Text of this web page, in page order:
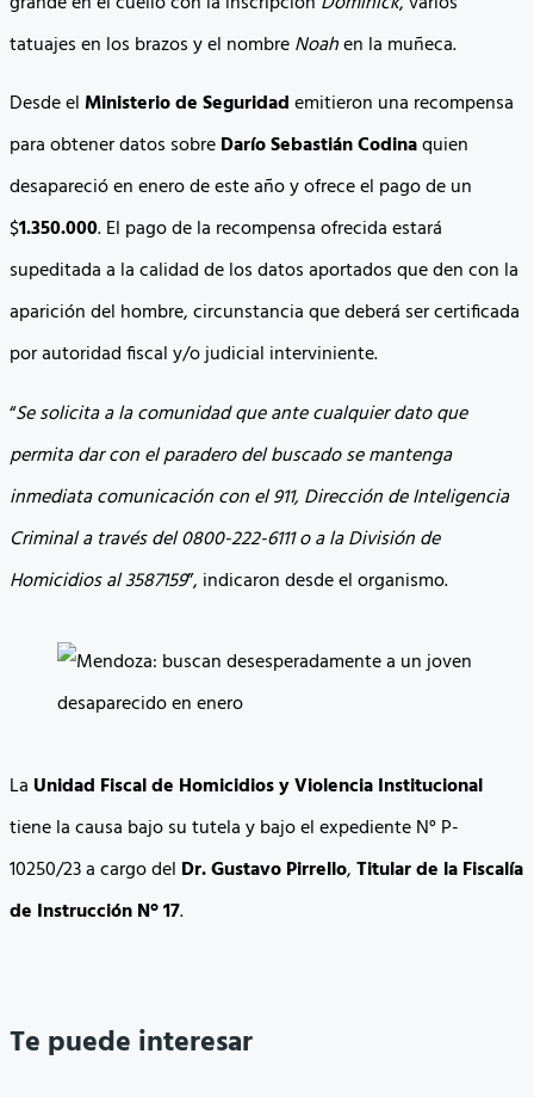
tatuajes en los brazos y el nombreNoahen la muñeca.
Desde elMinisterio de Seguridademitieron una recompensa
para obtener datos sobreDarío Sebastián Codinaquien
desapareció en enero de este año y ofrece el pago de un
$1.350.000. El pago de la recompensa ofrecida estará
supeditada a la calidad de los datos aportados que den con la
aparición del hombre, circunstancia que deberá ser certificada
por autoridad fiscal y/o judicial interviniente.
“Se solicita a la comunidad que ante cualquier dato que
permita dar con el paradero del buscado se mantenga
inmediata comunicación con el 911, Dirección de Inteligencia
Criminal a través del 0800-222-6111 o a la División de
Homicidios al 3587159”, indicaron desde el organismo.
La Unidad Fiscal de Homicidios y Violencia Institucional
tiene la causa bajo su tutela y bajo el expediente N° P-
10250/23 a cargo del Dr. Gustavo Pirrello,Titular de la Fiscalía
de Instrucción N° 17.
Te puede interesar